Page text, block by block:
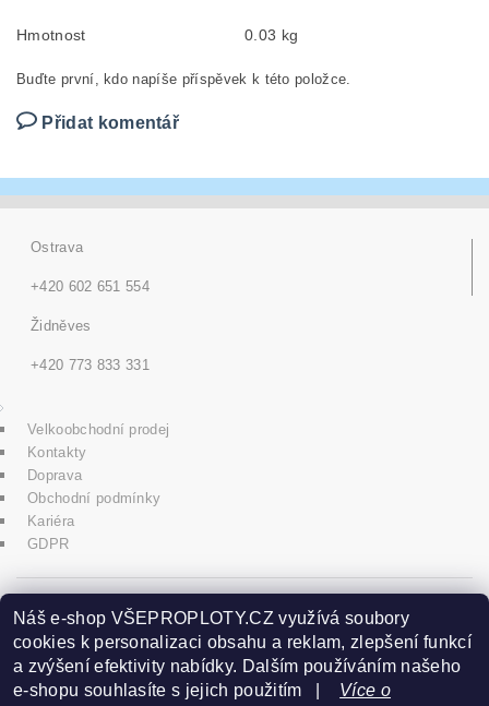
Hmotnost 0.03 kg
Buďte první, kdo napíše příspěvek k této položce.
Přidat komentář
Ostrava
+420 602 651 554
Židněves
+420 773 833 331
Velkoobchodní prodej
Kontakty
Doprava
Obchodní podmínky
Kariéra
GDPR
icons8.com
Praha - Herink
Náš e-shop VŠEPROPLOTY.CZ využívá soubory
cookies k personalizaci obsahu a reklam, zlepšení funkcí
a zvýšení efektivity nabídky. Dalším používáním našeho
e-shopu souhlasíte s jejich použitím | Více o